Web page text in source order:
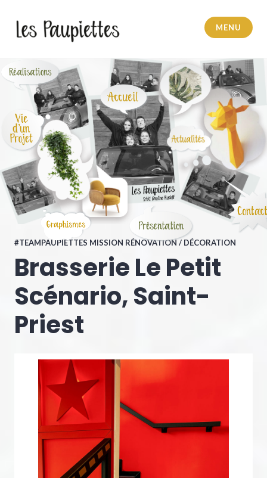
MENU
#TEAMPAUPIETTES MISSION RÉNOVATION / DÉCORATION
Brasserie Le Petit
Scénario, Saint-
Priest